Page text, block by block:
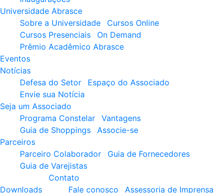
Universidade Abrasce
Sobre a Universidade
Cursos Online
Cursos Presenciais
On Demand
Prêmio Acadêmico Abrasce
Eventos
Notícias
Defesa do Setor
Espaço do Associado
Envie sua Notícia
Seja um Associado
Programa Constelar
Vantagens
Guia de Shoppings
Associe-se
Parceiros
Parceiro Colaborador
Guia de Fornecedores
Guia de Varejistas
Downloads
Contato
Fale conosco
Assessoria de Imprensa